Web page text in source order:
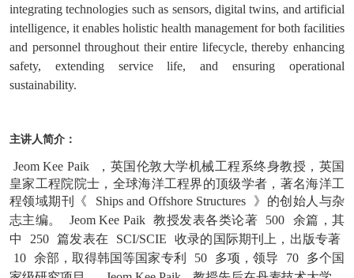
integrating technologies such as sensors, digital twins, and artificial
intelligence, it enables holistic health management for both facilities
and personnel throughout their entire lifecycle, thereby enhancing
safety, extending service life, and ensuring operational
sustainability.
主讲人简介：
Jeom Kee Paik
，英国伦敦大学机械工程系终身教授，英国
皇家工程院院士，全球海洋工程界的顶级学者，著名海洋工
程领域期刊《
Ships and Offshore Structures
》的创始人与杂
志主编。
Jeom Kee Paik 教授发表各类论著 500
余篇，其
中
250 篇发表在 SCI/SCIE
收录的国际期刊上，出版专著
10 余部，取得韩国等国家专利 50 多项，领导 70
多个国